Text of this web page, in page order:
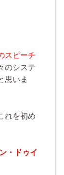
スピーチ
のシステ
思いま
れを初め
・ドゥイ